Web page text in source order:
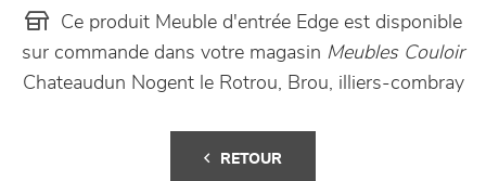
Ce produit Meuble d'entrée Edge est disponible
sur commande dans votre magasin Meubles Couloir
Chateaudun Nogent le Rotrou, Brou, illiers-combray
RETOUR